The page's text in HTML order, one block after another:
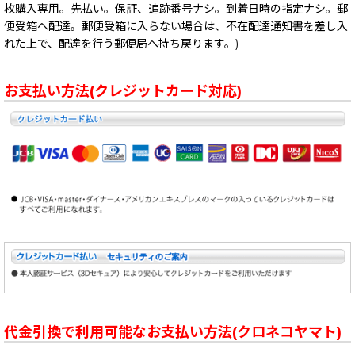
枚購入専用。先払い。保証、追跡番号ナシ。到着日時の指定ナシ。郵
便受箱へ配達。郵便受箱に入らない場合は、不在配達通知書を差し入
れた上で、配達を行う郵便局へ持ち戻ります。)
お支払い方法(クレジットカード対応)
代金引換で利用可能なお支払い方法(クロネコヤマト)